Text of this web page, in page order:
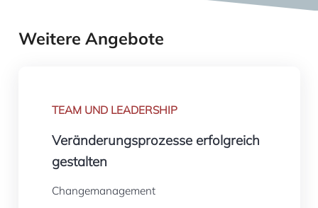
Weitere Angebote
TEAM UND LEADERSHIP
Veränderungsprozesse erfolgreich
gestalten
Changemanagement